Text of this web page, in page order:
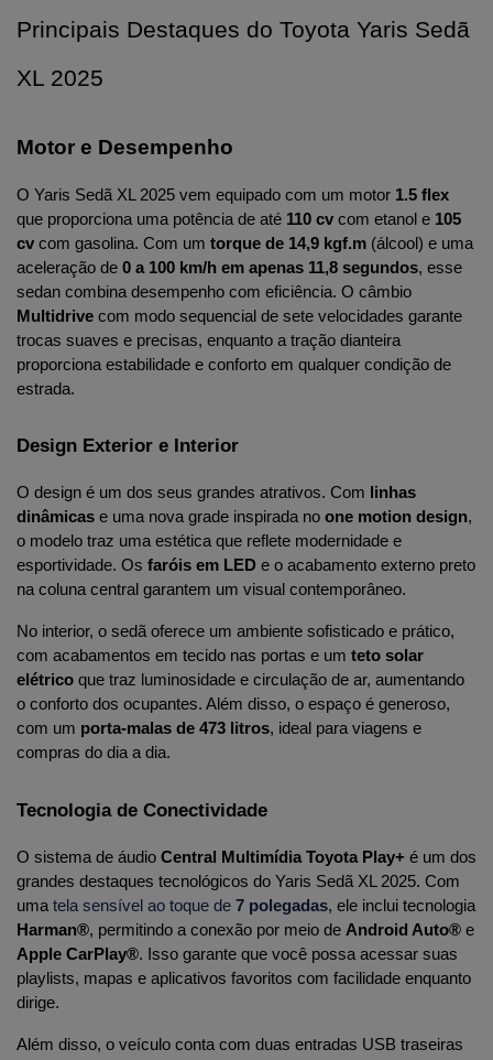
Principais Destaques do Toyota Yaris Sedã
XL 2025
Motor e Desempenho
O Yaris Sedã XL 2025 vem equipado com um motor 1.5 flex
que proporciona uma potência de até 110 cv com etanol e 105
cv com gasolina. Com um torque de 14,9 kgf.m (álcool) e uma
aceleração de 0 a 100 km/h em apenas 11,8 segundos, esse
Multidrive com modo sequencial de sete velocidades garante
trocas suaves e precisas, enquanto a tração dianteira
proporciona estabilidade e conforto em qualquer condição de
estrada.
Design Exterior e Interior
O design é um dos seus grandes atrativos. Com
linhas
dinâmicas e uma nova grade inspirada no one motion design,
o modelo traz uma estética que reflete modernidade e
esportividade. Os faróis em LED e o acabamento externo preto
na coluna central garantem um visual contemporâneo.
No interior, o sedã oferece um ambiente sofisticado e prático,
com acabamentos em tecido nas portas e um teto solar
elétrico que traz luminosidade e circulação de ar, aumentando
o conforto dos ocupantes. Além disso, o espaço é generoso,
com um porta-malas de 473 litros, ideal para viagens e
compras do dia a dia.
Tecnologia de Conectividade
O sistema de áudio Central Multimídia Toyota Play+ é um dos
grandes destaques tecnológicos do Yaris Sedã XL 2025. Com
uma tela sensível ao toque de 7 polegadas
Harman®, permitindo a conexão por meio de Android Auto®
Apple CarPlay®. Isso garante que você possa acessar suas
playlists, mapas e aplicativos favoritos com facilidade enquanto
dirige.
Além disso, o veículo conta com duas entradas USB traseiras